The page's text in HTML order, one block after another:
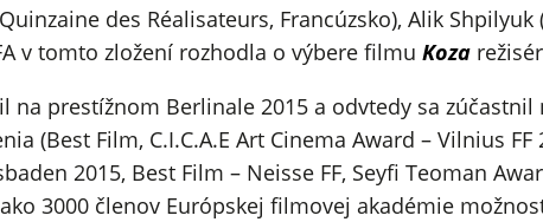
des Réalisateurs, Francúzsko), Alik Shpilyuk
v tomto zložení rozhodla o výbere filmu Koza
na prestížnom Berlinale 2015 a odvtedy sa
(Best Film, C.I.C.A.E Art Cinema Award – Vilnius
2015, Best Film – Neisse FF, Seyfi Teoman
ako 3000 členov Európskej filmovej akadémie